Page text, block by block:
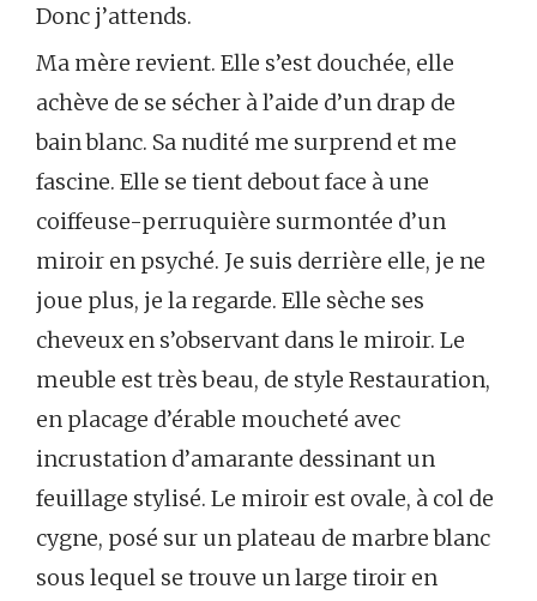
Donc j’attends.
Ma mère revient. Elle s’est douchée, elle
achève de se sécher à l’aide d’un drap de
bain blanc. Sa nudité me surprend et me
fascine. Elle se tient debout face à une
coiffeuse-perruquière surmontée d’un
miroir en psyché. Je suis derrière elle, je ne
joue plus, je la regarde. Elle sèche ses
cheveux en s’observant dans le miroir. Le
meuble est très beau, de style Restauration,
en placage d’érable moucheté avec
incrustation d’amarante dessinant un
feuillage stylisé. Le miroir est ovale, à col de
cygne, posé sur un plateau de marbre blanc
sous lequel se trouve un large tiroir en